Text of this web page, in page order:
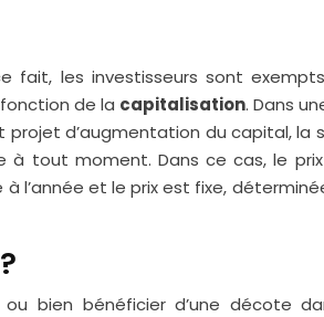
fait, les investisseurs sont
de la capitalisation. Dans
d’augmentation du capital, la
à tout moment. Dans ce cas, le
l’année et le prix est fixe,
bien bénéficier d’une décote